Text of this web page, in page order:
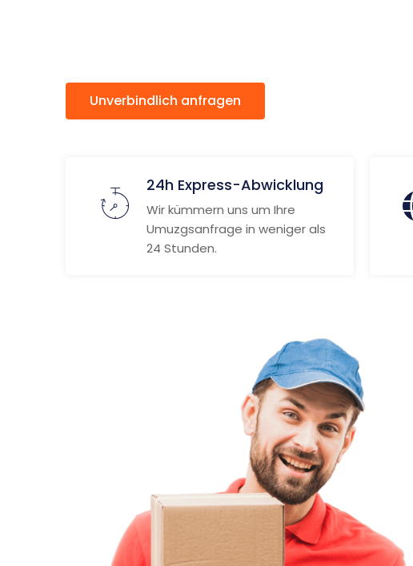
Unverbindlich anfragen
24h Express-Abwicklung
Wir kümmern uns um Ihre
Umuzgsanfrage in weniger als
24 Stunden.